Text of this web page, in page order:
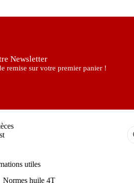
Newsletter
remise sur votre premier panier !
utiles
Normes huile 4T